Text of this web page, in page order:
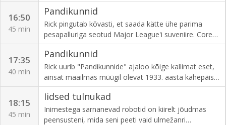
neetuks. Kas needused on pelgalt liigse kujutlusvõime
tulemus või on võimalik, et needused on reaalsed ja
mängus on tumedad jõud, mis ei allu seletusele?
16:50
45 min
Pandikunnid
Rick pingutab kõvasti, et saada kätte ühe parima
pesapalluriga seotud Major League'i suveniire. Corey
ja Chum lähevad lõpuni, et tuvastada Boyz II Meni
jope autentsust. Chum on lummatud mõnedest
unikaalsetest esemetest Hollywoodi kuldsest
ajastust.
17:35
40 min
Pandikunnid
Rick uurib "Pandikunnide" ajaloo kõige kallimat eset,
ainsat maailmas müügil olevat 1933. aasta kahepäise
kotkaga kuldmünti. Kas Rick suudab sõlmida tehingu
või üritab müüja teda rahast tühjaks nokkida?
18:15
45 min
Iidsed tulnukad
Inimestega sarnanevad robotid on kiirelt jõudmas
peensusteni, mida seni peeti vaid ulmežanri